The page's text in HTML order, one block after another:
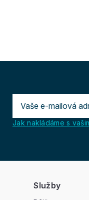
Jak nakládáme s
Služby